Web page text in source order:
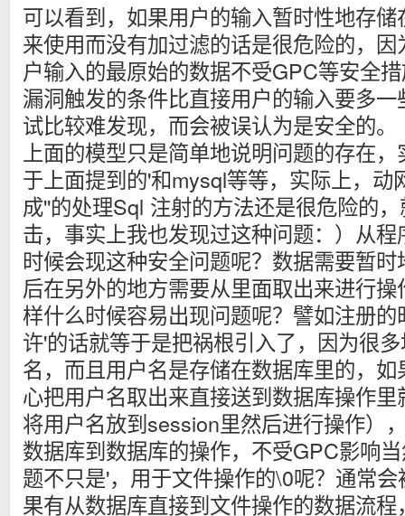
可以看到，如果用户的输入暂时性地存
来使用而没有加过滤的话是很危险的，
户输入的最原始的数据不受GPC等安全
漏洞触发的条件比直接用户的输入要多
试比较难发现，而会被误认为是安全的。
上面的模型只是简单地说明问题的存在
于上面提到的'和mysql等等，实际上，动
成''的处理Sql 注射的方法还是很危险的
击，事实上我也发现过这种问题：）从
时候会现这种安全问题呢？数据需要暂
后在另外的地方需要从里面取出来进行
样什么时候容易出现问题呢？譬如注册
许'的话就等于是把祸根引入了，因为很
名，而且用户名是存储在数据库里的，
心把用户名取出来直接送到数据库操作
将用户名放到session里然后进行操作）
数据库到数据库的操作，不受GPC影响
题不只是'，用于文件操作的\0呢？通常
果有从数据库直接到文件操作的数据流